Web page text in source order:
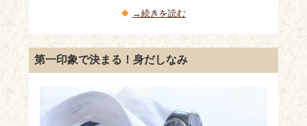
→続きを読む
第一印象で決まる！身だしなみ